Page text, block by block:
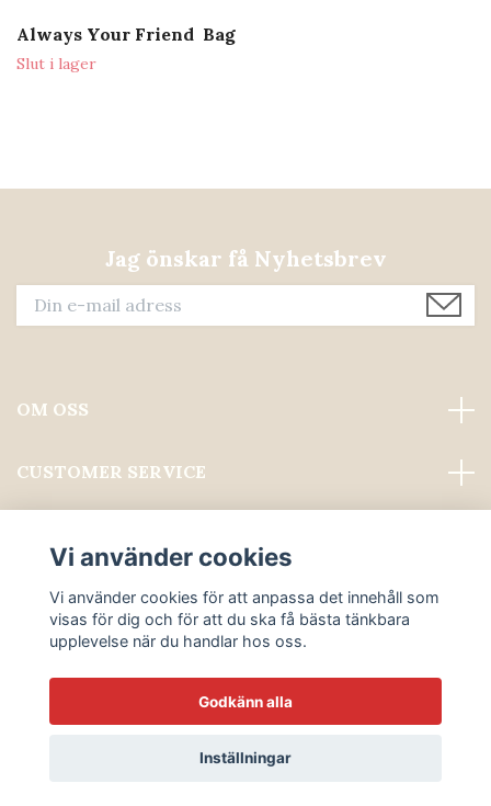
Always Your Friend Bag
Slut i lager
Jag önskar få Nyhetsbrev
OM OSS
CUSTOMER SERVICE
Sociala medier
© 2026 ALWAYS PROFESSIONAL GROOMING
Vi använder cookies
Vi använder cookies för att anpassa det innehåll som
visas för dig och för att du ska få bästa tänkbara
upplevelse när du handlar hos oss.
Godkänn alla
Inställningar